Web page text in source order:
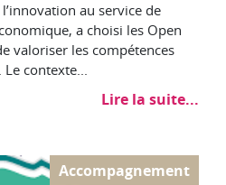
au service de
a choisi les Open
valoriser les compétences
Le contexte...
Lire la suite...
Accompagnement